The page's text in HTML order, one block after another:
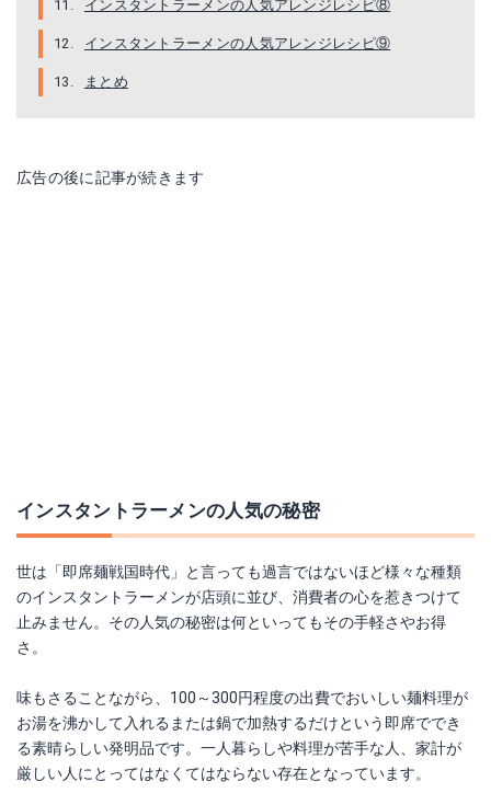
インスタントラーメンの人気アレンジレシピ⑧
インスタントラーメンの人気アレンジレシピ⑨
まとめ
広告の後に記事が続きます
インスタントラーメンの人気の秘密
世は「即席麺戦国時代」と言っても過言ではないほど様々な種類
のインスタントラーメンが店頭に並び、消費者の心を惹きつけて
止みません。その人気の秘密は何といってもその手軽さやお得
さ。
味もさることながら、100～300円程度の出費でおいしい麺料理が
お湯を沸かして入れるまたは鍋で加熱するだけという即席ででき
る素晴らしい発明品です。一人暮らしや料理が苦手な人、家計が
厳しい人にとってはなくてはならない存在となっています。